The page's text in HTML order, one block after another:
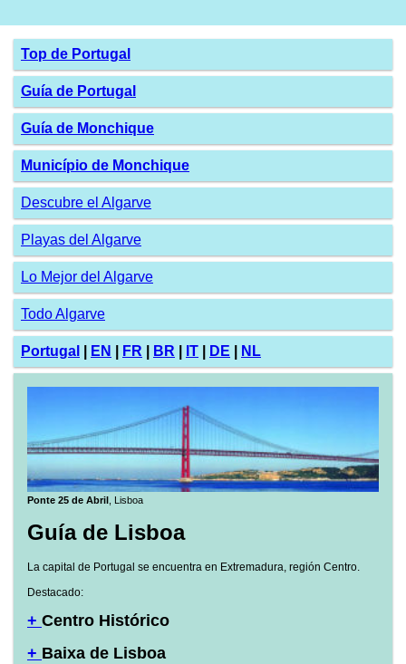
Top de Portugal
Guía de Portugal
Guía de Monchique
Município de Monchique
Descubre el Algarve
Playas del Algarve
Lo Mejor del Algarve
Todo Algarve
Portugal EN FR BR IT DE NL
Ponte 25 de Abril , Lisboa
Guía de Lisboa
La capital de Portugal se encuentra en Extremadura, región Centro.
Destacado:
+ Centro Histórico
+ Baixa de Lisboa